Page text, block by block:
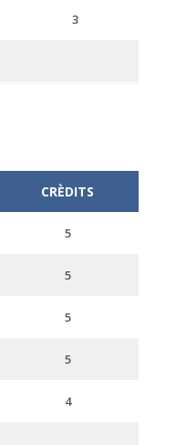
3
CRÈDITS
5
5
5
5
4